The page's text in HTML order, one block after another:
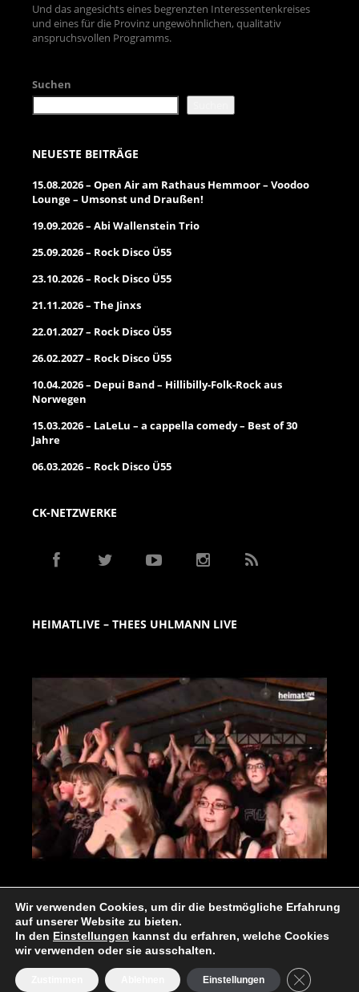
Und das angesichts eines begrenzten Interessentenkreises
und eines für die Provinz ungewöhnlichen, qualitativ
anspruchsvollen Programms.
Suchen
NEUESTE BEITRÄGE
15.08.2026 – Open Air am Rathaus Hemmoor – Voodoo
Lounge – Umsonst und Draußen!
19.09.2026 – Abi Wallenstein Trio
25.09.2026 – Rock Disco Ü55
23.10.2026 – Rock Disco Ü55
21.11.2026 – The Jinxs
22.01.2027 – Rock Disco Ü55
26.02.2027 – Rock Disco Ü55
10.04.2026 – Depui Band – Hillibilly-Folk-Rock aus
Norwegen
15.03.2026 – LaLeLu – a cappella comedy – Best of 30
Jahre
06.03.2026 – Rock Disco Ü55
CK-NETZWERKE
HEIMATLIVE – THEES UHLMANN LIVE
1989-2024 © Culturkreis Hemmoor e.V.
.. with a little help of ->we-rock-IT (Webhosting)!
Wir verwenden Cookies, um dir die bestmögliche Erfahrung
auf unserer Website zu bieten.
In den Einstellungen kannst du erfahren, welche Cookies
wir verwenden oder sie ausschalten.
Einstellungen GDPR